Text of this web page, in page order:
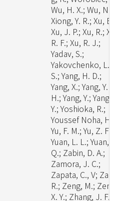
Wu, H. X.; Wu, N.;
Xiong, Y. R.; Xu,
Xu, J. P.; Xu, R.;
R. F.; Xu, R. J.;
Yadav, S.;
Yakovchenko, L.
S.; Yang, H. D.;
Yang, X.; Yang, Y.
H.; Yang, Y.; Yang,
Y.; Yoshioka, R.;
Youssef Noha, H.;
Yu, F. M.; Yu, Z. F.;
Yuan, L. L.; Yuan,
Q.; Zabin, D. A.;
Zamora, J. C.;
Zapata, C., V;
R.; Zeng, M.;
X. Y.; Zhang, J. F.;